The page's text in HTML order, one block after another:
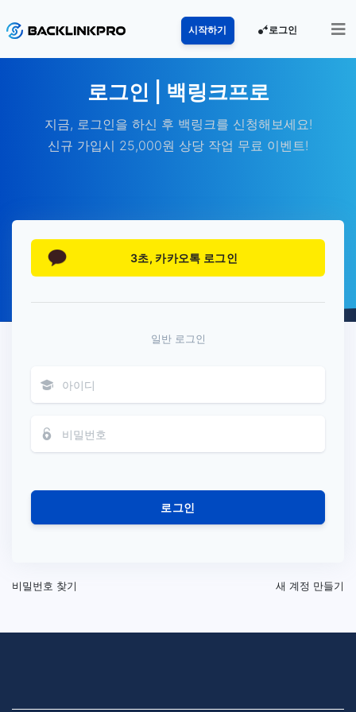
시작하기 로그인
로그인 | 백링크프로
지금, 로그인을 하신 후 백링크를 신청해보세요!
신규 가입시 25,000원 상당 작업 무료 이벤트!
3초, 카카오톡 로그인
일반 로그인
로그인
비밀번호 찾기 새 계정 만들기